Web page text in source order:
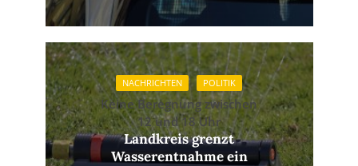
NACHRICHTEN POLITIK
Keine Beregnung zwischen
12 und 18 Uhr
Landkreis grenzt
Wasserentnahme ein